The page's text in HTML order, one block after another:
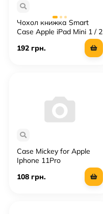
Чохол книжка Smart
Case Apple iPad Mini 1 / 2
192 грн.
Case Mickey for Apple
Iphone 11Pro
108 грн.